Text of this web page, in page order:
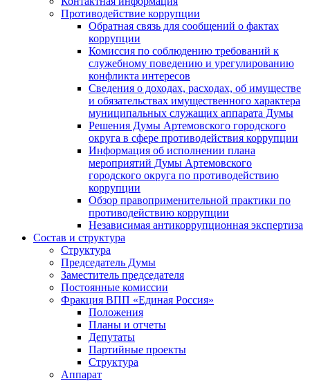
Противодействие коррупции
Обратная связь для сообщений о фактах
коррупции
Комиссия по соблюдению требований к
служебному поведению и урегулированию
конфликта интересов
Сведения о доходах, расходах, об имуществе
и обязательствах имущественного характера
муниципальных служащих аппарата Думы
Решения Думы Артемовского городского
округа в сфере противодействия коррупции
Информация об исполнении плана
мероприятий Думы Артемовского
городского округа по противодействию
коррупции
Обзор правоприменительной практики по
противодействию коррупции
Независимая антикоррупционная экспертиза
Состав и структура
Структура
Председатель Думы
Заместитель председателя
Постоянные комиссии
Фракция ВПП «Единая Россия»
Положения
Планы и отчеты
Депутаты
Партийные проекты
Структура
Аппарат